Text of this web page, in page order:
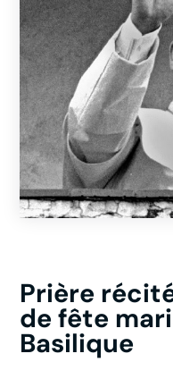
Prière
de fête
Basilique